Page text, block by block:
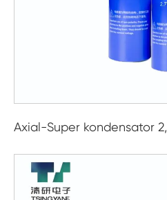
Axial-Super kondensator